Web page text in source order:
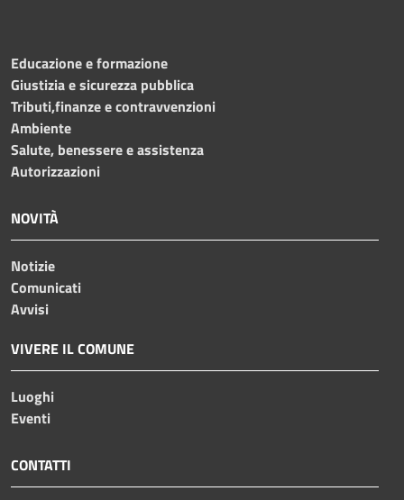
Educazione e formazione
Giustizia e sicurezza pubblica
Tributi,finanze e contravvenzioni
Ambiente
Salute, benessere e assistenza
Autorizzazioni
NOVITÀ
Notizie
Comunicati
Avvisi
VIVERE IL COMUNE
Luoghi
Eventi
CONTATTI